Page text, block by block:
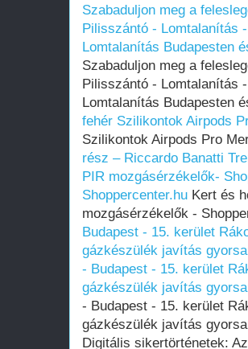
Szabaduljon meg a
Pilisszántó - Lomtalanítás
Lomtalanítás Budapesten
Szabaduljon meg a
Pilisszántó - Lomtalanítás
Lomtalanítás Budapesten
fehér Szilikontok Airpods
Szilikontok Airpods Pro
rész – Riccardo Banatti
PIR mozgásérzékelők-
Shoppercenter.hu Kert és
mozgásérzékelők -
Budapest - 15. kerület
gázkészülék javítás
- Budapest - 15. kerület
gázkészülék javítás
- Budapest - 15. kerület
gázkészülék javítás
Digitális sikertörténetek: